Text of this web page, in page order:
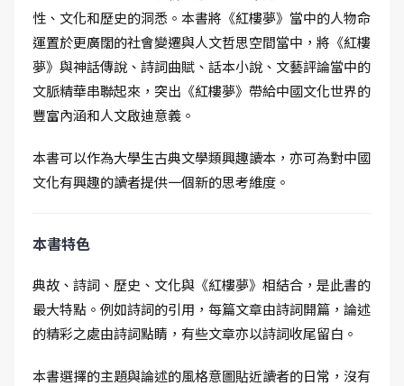
性、文化和歷史的洞悉。本書將《紅樓夢》當中的人物命
運置於更廣闊的社會變遷與人文哲思空間當中，將《紅樓
夢》與神話傳說、詩詞曲賦、話本小說、文藝評論當中的
文脈精華串聯起來，突出《紅樓夢》帶給中國文化世界的
豐富內涵和人文啟迪意義。
本書可以作為大學生古典文學類興趣讀本，亦可為對中國
文化有興趣的讀者提供一個新的思考維度。
本書特色
典故、詩詞、歷史、文化與《紅樓夢》相結合，是此書的
最大特點。例如詩詞的引用，每篇文章由詩詞開篇，論述
的精彩之處由詩詞點睛，有些文章亦以詩詞收尾留白。
本書選擇的主題與論述的風格意圖貼近讀者的日常，沒有